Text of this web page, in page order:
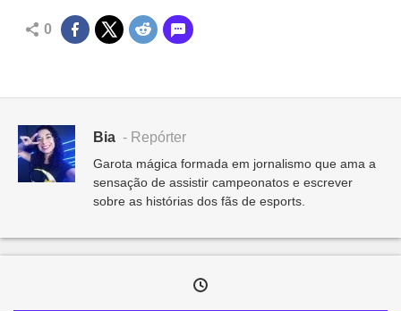
0
Bia - Repórter
Garota mágica formada em jornalismo que ama a
sensação de assistir campeonatos e escrever
sobre as histórias dos fãs de esports.